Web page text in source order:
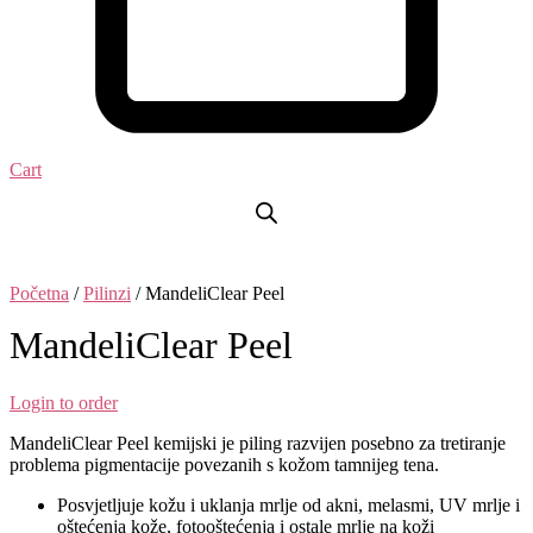
Cart
Početna /Pilinzi / MandeliClear Peel
MandeliClear Peel
Login to order
MandeliClear Peel kemijski je piling razvijen posebno za tretiranje
problema pigmentacije povezanih s kožom tamnijeg tena.
Posvjetljuje kožu i uklanja mrlje od akni, melasmi, UV mrlje i
oštećenja kože, fotooštećenja i ostale mrlje na koži